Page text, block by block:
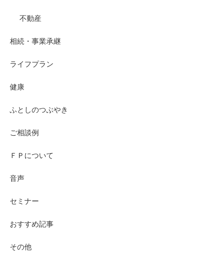
不動産
相続・事業承継
ライフプラン
健康
ふとしのつぶやき
ご相談例
ＦＰについて
音声
セミナー
おすすめ記事
その他